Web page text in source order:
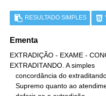
RESULTADO SIMPLES
Ementa
EXTRADIÇÃO - EXAME -
EXTRADITANDO. A simples